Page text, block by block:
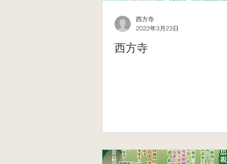
西方寺
西方寺
2022年3月23日